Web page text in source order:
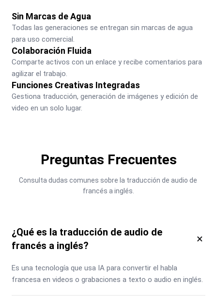
Sin Marcas de Agua
Todas las generaciones se entregan sin marcas de agua
para uso comercial.
Colaboración Fluida
Comparte activos con un enlace y recibe comentarios para
agilizar el trabajo.
Funciones Creativas Integradas
Gestiona traducción, generación de imágenes y edición de
video en un solo lugar.
Preguntas Frecuentes
Consulta dudas comunes sobre la traducción de audio de
francés a inglés.
¿Qué es la traducción de audio de
francés a inglés?
×
Es una tecnología que usa IA para convertir el habla
francesa en videos o grabaciones a texto o audio en inglés.